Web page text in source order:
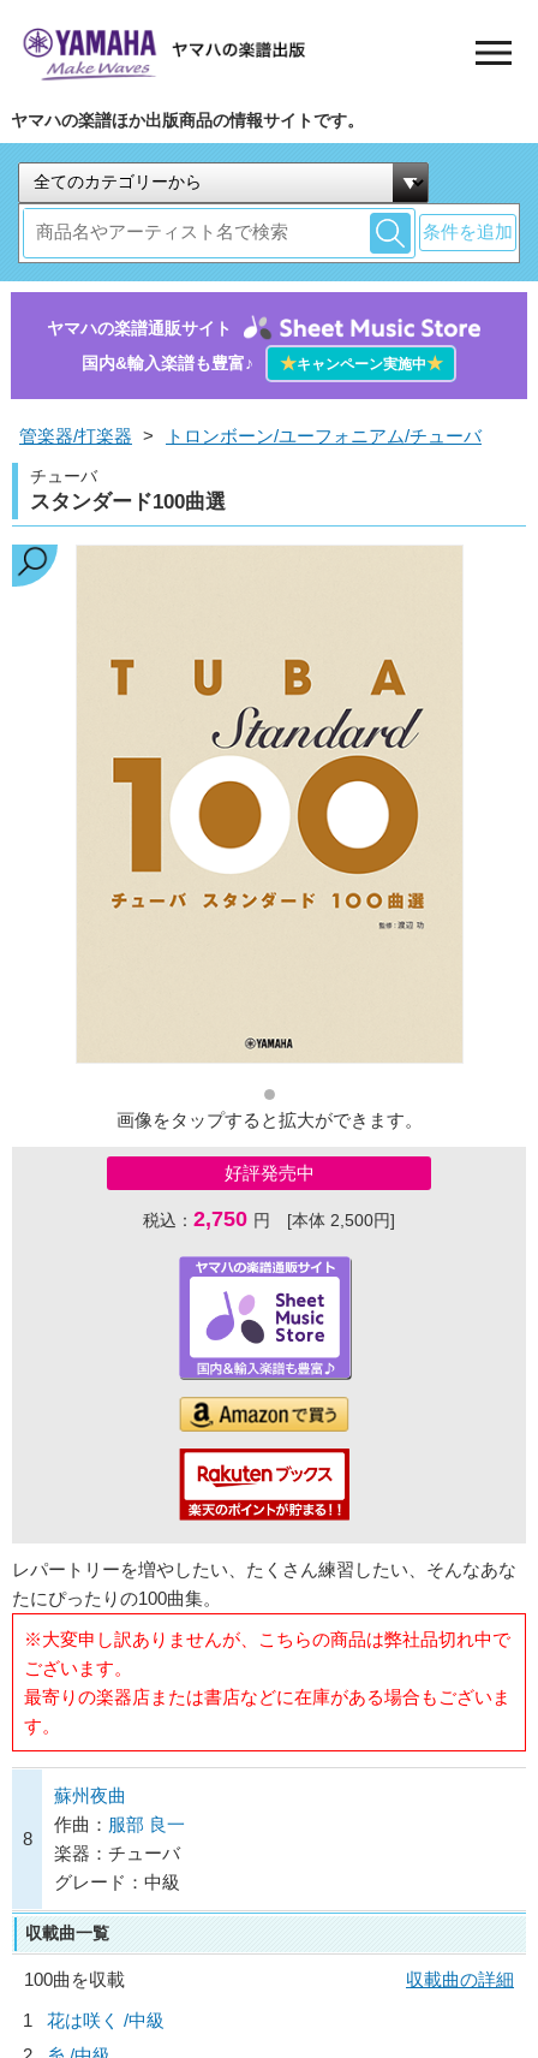
ヤマハの楽譜ほか出版商品の情報サイトです。
条件を追加
ヤマハの楽譜通販サイト
国内&輸入楽譜も豊富♪
★キャンペーン実施中★
管楽器/打楽器 > トロンボーン/ユーフォニアム/チューバ
チューバ
スタンダード100曲選
画像をタップすると拡大ができます。
好評発売中
税込： 2,750 円 [本体 2,500円]
レパートリーを増やしたい、たくさん練習したい、そんなあな
たにぴったりの100曲集。
※大変申し訳ありませんが、こちらの商品は弊社品切れ中で
ございます。
最寄りの楽器店または書店などに在庫がある場合もございま
す。
8
蘇州夜曲
作曲： 服部 良一
楽器：チューバ
グレード：中級
収載曲一覧
100曲を収載
収載曲の詳細
1
花は咲く /中級